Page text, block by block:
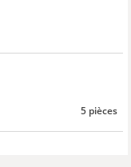
5 pièces